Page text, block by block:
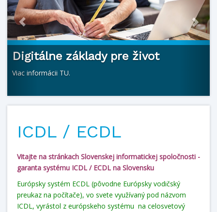
Digitálne základy pre život
Viac informácii TU.
ICDL / ECDL
Vitajte na stránkach Slovenskej informatickej spoločnosti -
garanta systému ICDL / ECDL na Slovensku
Európsky systém ECDL (pôvodne Európsky vodičský
preukaz na počítače), vo svete využívaný pod názvom
ICDL, vyrástol z európskeho systému na celosvetový